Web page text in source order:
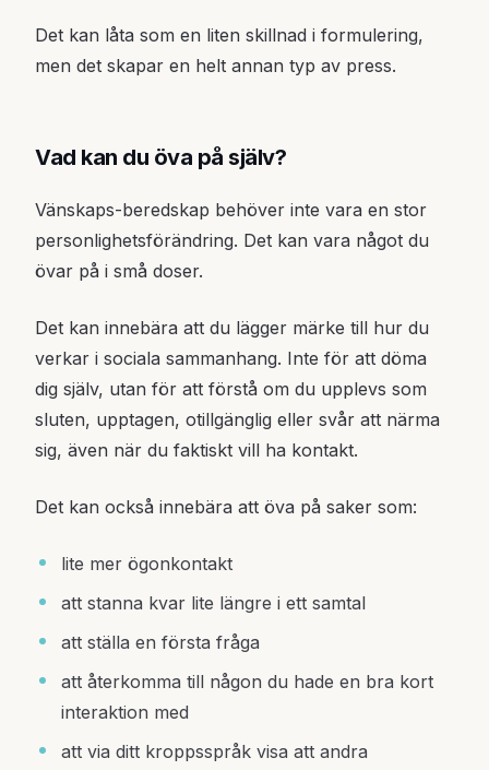
Det kan låta som en liten skillnad i formulering,
men det skapar en helt annan typ av press.
Vad kan du öva på själv?
Vänskaps-beredskap behöver inte vara en stor
personlighetsförändring. Det kan vara något du
övar på i små doser.
Det kan innebära att du lägger märke till hur du
verkar i sociala sammanhang. Inte för att döma
dig själv, utan för att förstå om du upplevs som
sluten, upptagen, otillgänglig eller svår att närma
sig, även när du faktiskt vill ha kontakt.
Det kan också innebära att öva på saker som:
lite mer ögonkontakt
att stanna kvar lite längre i ett samtal
att ställa en första fråga
att återkomma till någon du hade en bra kort
interaktion med
att via ditt kroppsspråk visa att andra